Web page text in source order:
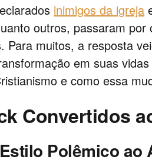
inimigos da igreja
outros, passaram
Para muitos, a resposta
em suas
e como essa
Convertidos
Polêmico ao